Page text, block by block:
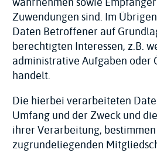
Zuwendungen sind. Im
Daten Betroffener auf
berechtigten Interessen, z.B.
administrative Aufgaben
handelt.
Die hierbei verarbeiteten
Umfang und der Zweck und
ihrer Verarbeitung,
zugrundeliegenden